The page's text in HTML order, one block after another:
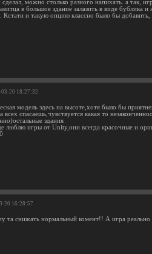
можно столько разного напихать. а так,
в большое здание залазить в виде бублика
Кстати и такую опцию классно было бы
03-20 18:27:32
модель здесь на высоте,хотя было бы
всех спасаешь,чувствуется какая то
здания
люблю игры от Unity,они всегда красочные и
20 16:28:57
та снижать нормальный комент!! А игра реально